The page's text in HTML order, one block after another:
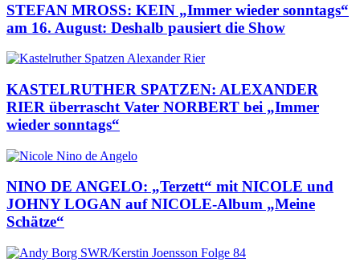
STEFAN MROSS: KEIN „Immer wieder sonntags“
am 16. August: Deshalb pausiert die Show
KASTELRUTHER SPATZEN: ALEXANDER
RIER überrascht Vater NORBERT bei „Immer
wieder sonntags“
NINO DE ANGELO: „Terzett“ mit NICOLE und
JOHNY LOGAN auf NICOLE-Album „Meine
Schätze“